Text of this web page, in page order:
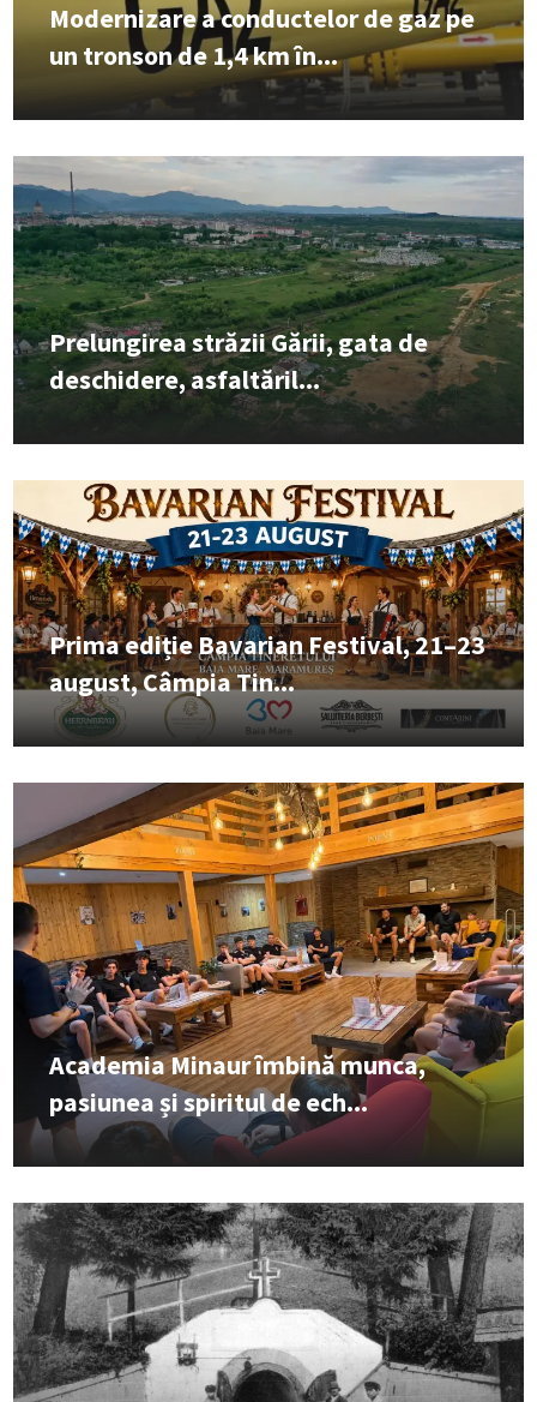
Modernizare a conductelor de gaz pe
un tronson de 1,4 km în...
Prelungirea străzii Gării, gata de
deschidere, asfaltăril...
Prima ediție Bavarian Festival, 21–23
august, Câmpia Tin...
Academia Minaur îmbină munca,
pasiunea și spiritul de ech...